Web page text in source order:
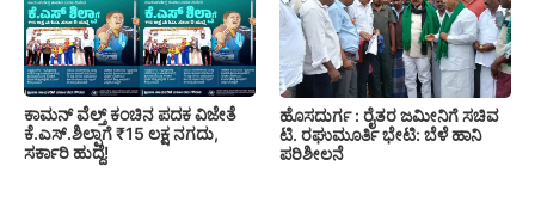
ಕಾಮನ್ ವೆಲ್ತ್ ಕಂಚಿನ ಪದಕ ವಿಜೇತೆ
ಕೆ.ಎಸ್.ಶಿಲ್ಪಾಗೆ ₹15 ಲಕ್ಷ ನಗದು,
ಸರ್ಕಾರಿ ಹುದ್ದೆ!
ಹೊಸದುರ್ಗ : ರೈತರ ಜಮೀನಿಗೆ ಸಚಿವ
ಟಿ. ರಘುಮೂರ್ತಿ ಭೇಟಿ: ಬೆಳೆ ಹಾನಿ
ಪರಿಶೀಲನೆ